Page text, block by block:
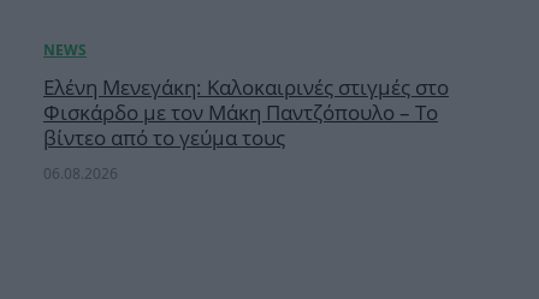
Ελένη Μενεγάκη: Καλοκαιρινές στιγμές στο
Φισκάρδο με τον Μάκη Παντζόπουλο – Το
βίντεο από το γεύμα τους
06.08.2026